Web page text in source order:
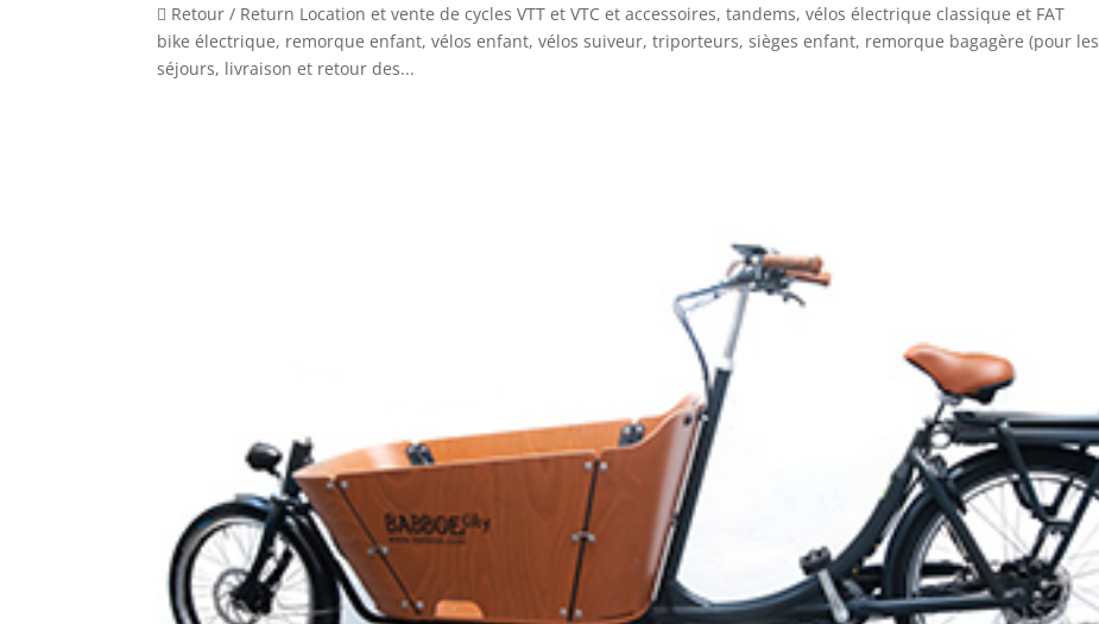
 Retour / Return Location et vente de cycles VTT et VTC et accessoires, tandems, vélos électrique classique et FAT
bike électrique, remorque enfant, vélos enfant, vélos suiveur, triporteurs, sièges enfant, remorque bagagère (pour les
séjours, livraison et retour des...